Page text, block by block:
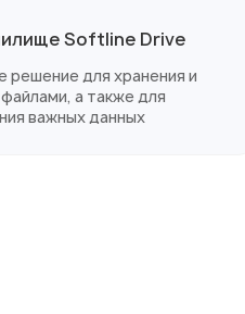
Softline Drive
решение для хранения и
а также для
важных данных